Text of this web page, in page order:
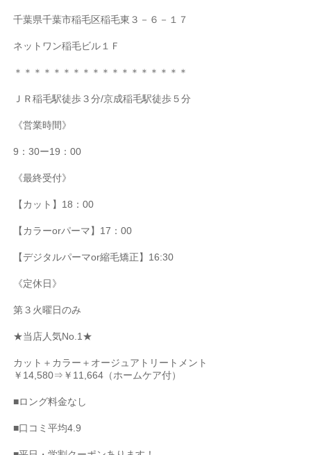
千葉県千葉市稲毛区稲毛東３－６－１７
ネットワン稲毛ビル１Ｆ
＊＊＊＊＊＊＊＊＊＊＊＊＊＊＊＊＊＊
ＪＲ稲毛駅徒歩３分/京成稲毛駅徒歩５分
《営業時間》
9 ：30ー19 ：00
《最終受付》
【カット】 18 ：00
【カラーorパーマ】 17 ：00
【デジタルパーマor縮毛矯正】 16:30
《定休日》
第３火曜日のみ
★当店人気No.1★
カット＋カラー＋オージュアトリートメント
￥ 14,580⇒￥ 11,664 （ホームケア付）
■ロング料金なし
■口コミ平均4.9